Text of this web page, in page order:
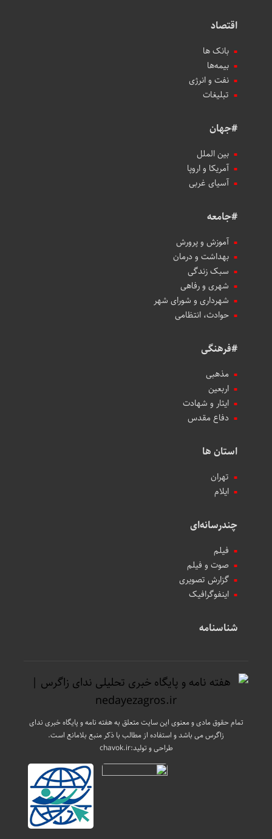
اقتصاد
بانک ها
بیمه‌ها
نفت و انرژی
تبلیغات
#جهان
بین الملل
آمریکا و اروپا
آسیای غربی
#جامعه
آموزش و پرورش
بهداشت و درمان
سبک زندگی
شهری و رفاهی
شهرداری و شورای شهر
حوادث، انتظامی
#فرهنگی
مذهبی
اربعین
ایثار و شهادت
دفاع مقدس
استان ها
تهران
ایلام
چندرسانه‌ای
فیلم
صوت و فیلم
گزارش تصویری
اینفوگرافیک
شناسنامه
تمام حقوق مادی و معنوی این سایت متعلق به هفته نامه و پایگاه خبری ندای
زاگرس می باشد و استفاده از مطالب با ذکر منبع بلامانع است.
طراحی و تولید:chavok.ir